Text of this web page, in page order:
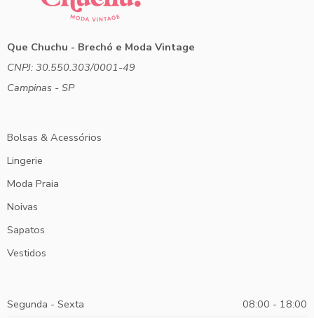
Que Chuchu - Brechó e Moda Vintage
CNPJ: 30.550.303/0001-49
Campinas - SP
Bolsas & Acessórios
Lingerie
Moda Praia
Noivas
Sapatos
Vestidos
Segunda - Sexta 08:00 - 18:00